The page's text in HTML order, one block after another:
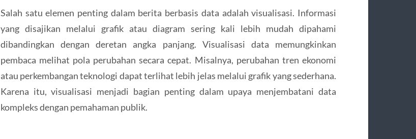
Salah satu elemen penting dalam berita berbasis data adalah visualisasi. Informasi
yang disajikan melalui grafik atau diagram sering kali lebih mudah dipahami
dibandingkan dengan deretan angka panjang. Visualisasi data memungkinkan
pembaca melihat pola perubahan secara cepat. Misalnya, perubahan tren ekonomi
atau perkembangan teknologi dapat terlihat lebih jelas melalui grafik yang sederhana.
Karena itu, visualisasi menjadi bagian penting dalam upaya menjembatani data
kompleks dengan pemahaman publik.